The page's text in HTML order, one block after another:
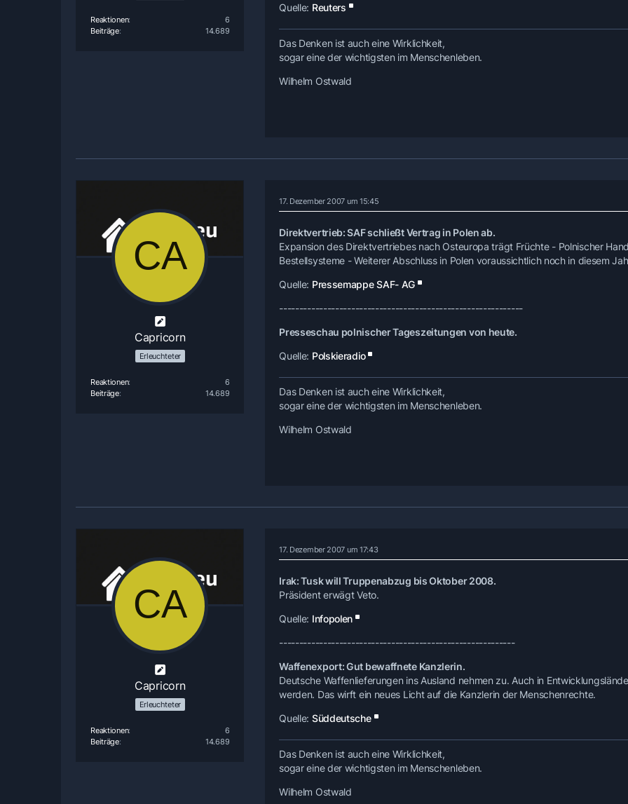
Reaktionen
6
Beiträge
14.689
Quelle: Reuters
Das Denken ist auch eine Wirklichkeit,
sogar eine der wichtigsten im Menschenleben.
Wilhelm Ostwald
Capricorn
Erleuchteter
Reaktionen
6
Beiträge
14.689
17. Dezember 2007 um 15:45
Direktvertrieb: SAF schließt Vertrag in Polen ab.
Expansion des Direktvertriebes nach Osteuropa trägt Früchte - Polnischer
Bestellsysteme - Weiterer Abschluss in Polen voraussichtlich noch in diesem
Quelle: Pressemappe SAF- AG
-------------------------------------------------------------
Presseschau polnischer Tageszeitungen von heute.
Quelle: Polskieradio
Das Denken ist auch eine Wirklichkeit,
sogar eine der wichtigsten im Menschenleben.
Wilhelm Ostwald
Capricorn
Erleuchteter
Reaktionen
6
Beiträge
14.689
17. Dezember 2007 um 17:43
Irak: Tusk will Truppenabzug bis Oktober 2008.
Präsident erwägt Veto.
Quelle: Infopolen
-----------------------------------------------------------
Waffenexport: Gut bewaffnete Kanzlerin.
Deutsche Waffenlieferungen ins Ausland nehmen zu. Auch in
werden. Das wirft ein neues Licht auf die Kanzlerin der Menschenrechte.
Quelle: Süddeutsche
Das Denken ist auch eine Wirklichkeit,
sogar eine der wichtigsten im Menschenleben.
Wilhelm Ostwald